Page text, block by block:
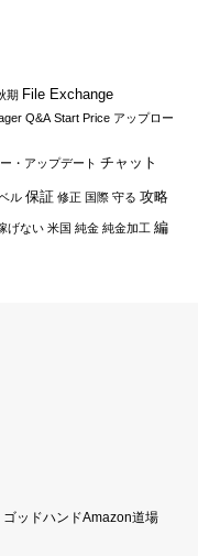
期 File Exchange
Q&A Start Price アップロー
・アップデート チャット
ル 保証 修正 国際 守る 攻略
げない 米国 純金 純金加工 編
ゴッドハンドAmazon道場